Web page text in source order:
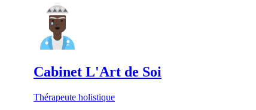
Cabinet L'Art de Soi
Thérapeute holistique